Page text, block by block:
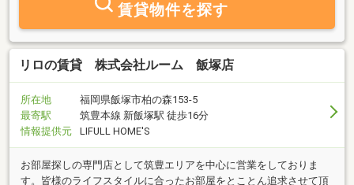
賃貸物件を探す
リロの賃貸 株式会社ルーム 飯塚店
所在地
福岡県飯塚市柏の森153-5
最寄駅
筑豊本線 新飯塚駅 徒歩16分
情報提供元
LIFULL HOME'S
お部屋探しの専門店として筑豊エリアを中心に営業をしておりま
す。皆様のライフスタイルに合ったお部屋をとことん追求させて頂